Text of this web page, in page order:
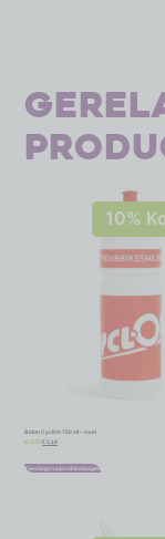
10%
Bidon CyclOn 750 ml – rood
€5,75 €5,18
Toevoegen aan winkelwagen